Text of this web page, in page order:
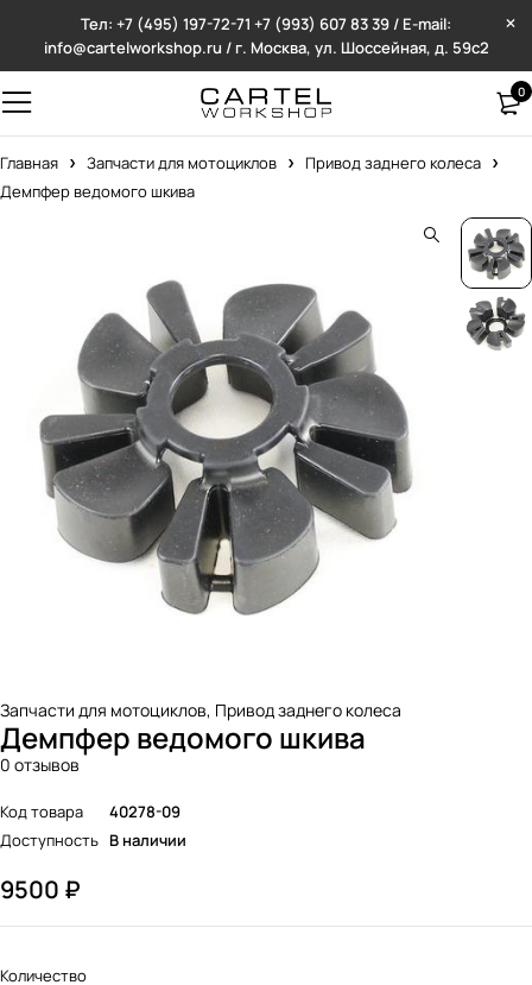
Тел: +7 (495) 197-72-71 +7 (993) 607 83 39 / E-mail:
info@cartelworkshop.ru / г. Москва, ул. Шоссейная, д. 59с2
0
Главная Запчасти для мотоциклов
Привод заднего колеса
Демпфер ведомого шкива
Запчасти для мотоциклов, Привод заднего колеса
Демпфер ведомого шкива
0 отзывов
Код товара
40278-09
Доступность В наличии
9500 ₽
Количество